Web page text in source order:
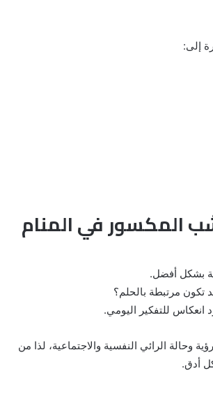
إلى:
المكسور في المنام
بشكل أفضل.
تكون مرتبطة بالحلم؟
انعكاس للتفكير اليومي.
وحالة الرائي النفسية والاجتماعية، لذا من
أدق.